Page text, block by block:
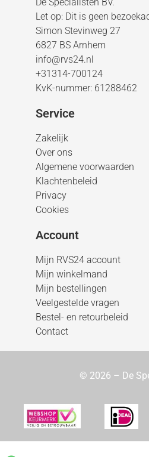
Let op: Dit is geen
Simon Stevinweg 27
6827 BS Arnhem
info@rvs24.nl
+31314-700124
KvK-nummer: 61288462
Service
Zakelijk
Over ons
Algemene voorwaarden
Klachtenbeleid
Privacy
Cookies
Account
Mijn RVS24 account
Mijn winkelmand
Mijn bestellingen
Veelgestelde vragen
Bestel- en retourbeleid
Contact
© 2026 – De